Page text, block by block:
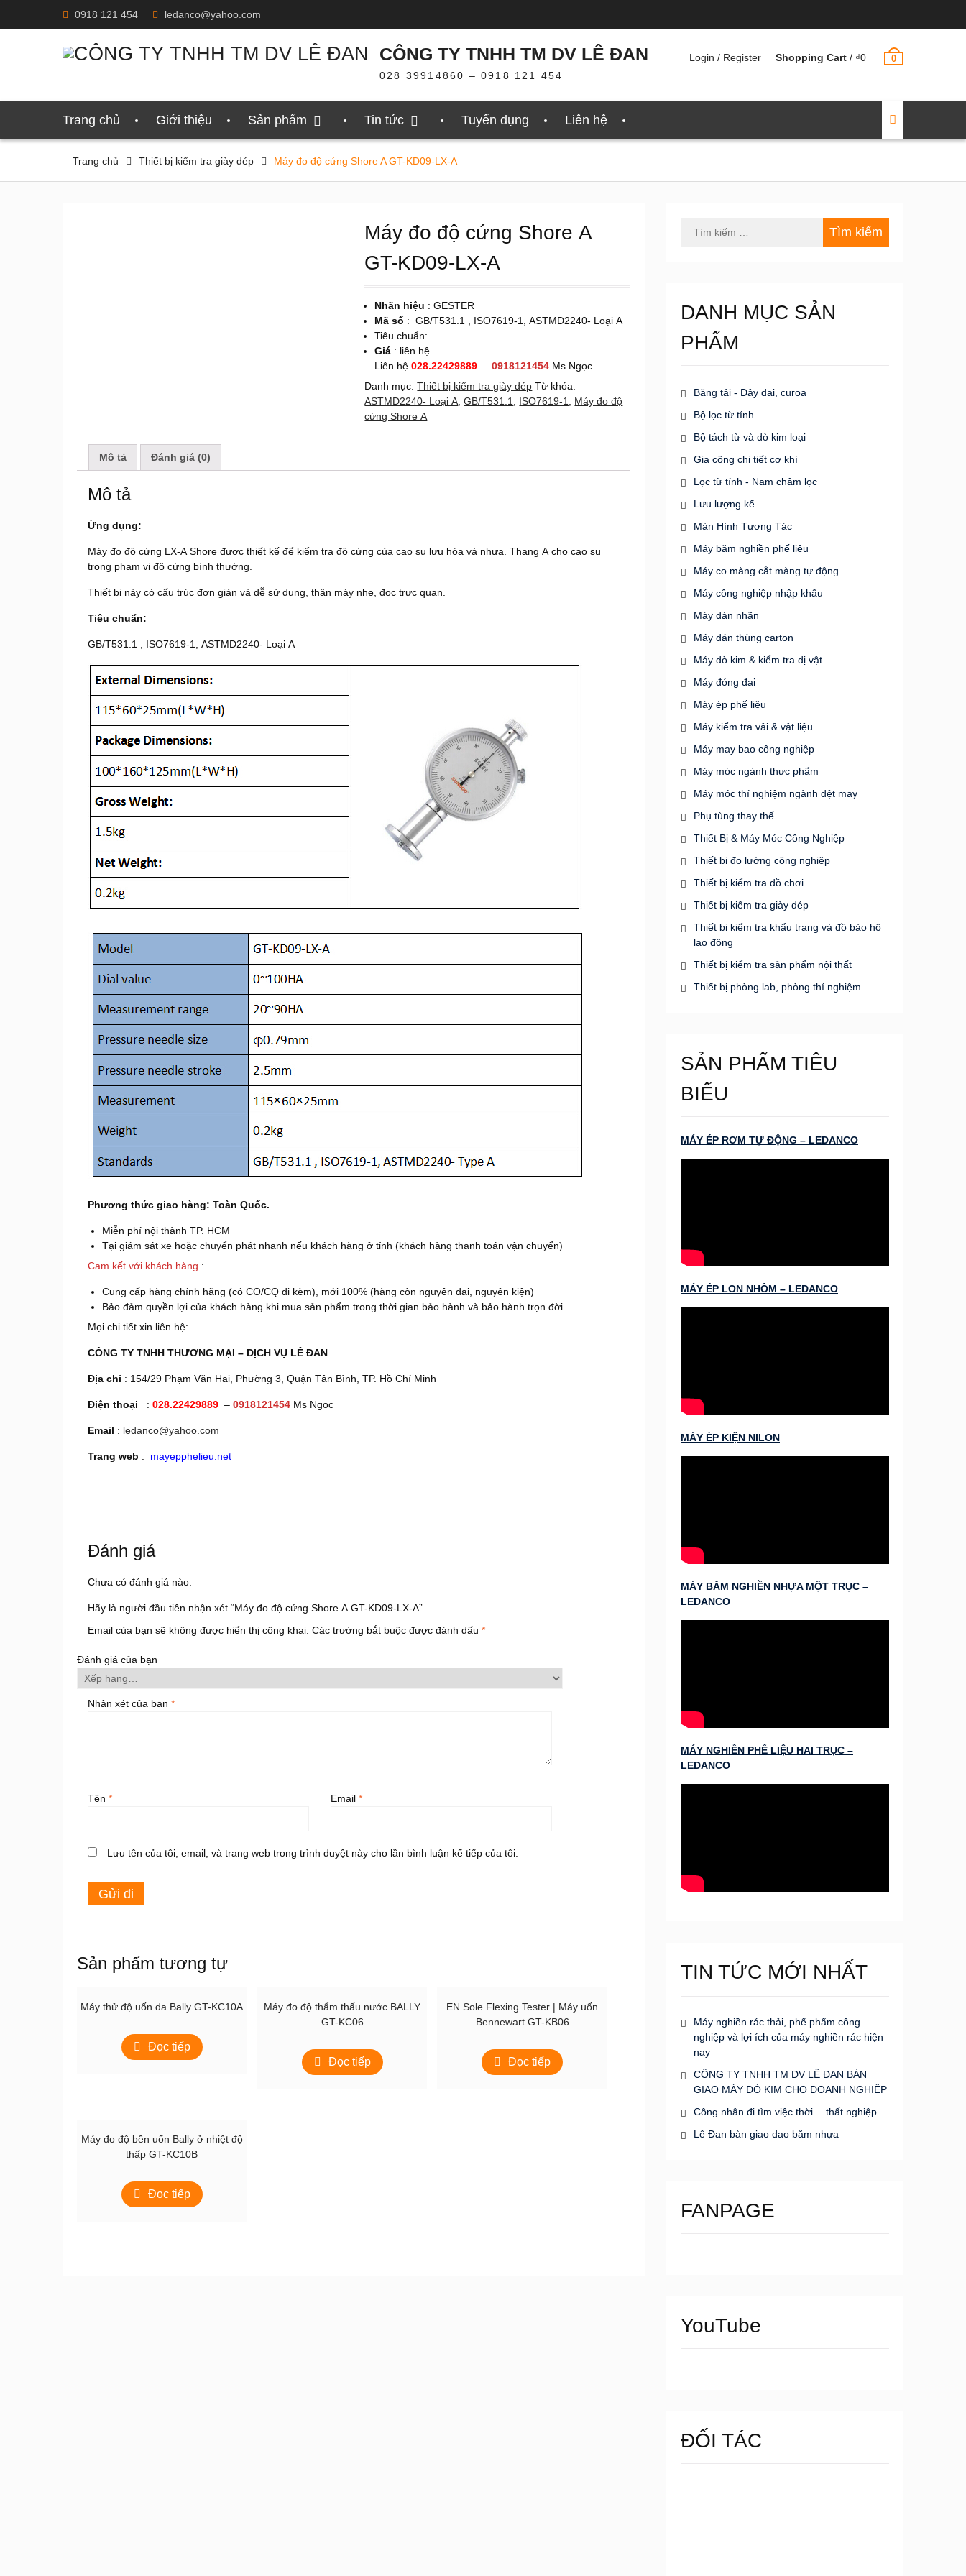
0918 121 454 ledanco@yahoo.com
CÔNG TY TNHH TM DV LÊ ĐAN
028 39914860 – 0918 121 454
Login / Register Shopping Cart / ₫0 0
Trang chủ Giới thiệu Sản phẩm Tin tức Tuyển dụng Liên hệ
Trang chủ Thiết bị kiểm tra giày dép Máy đo độ cứng Shore A GT-KD09-LX-A
Máy đo độ cứng Shore A
GT-KD09-LX-A
Nhãn hiệu : GESTER
Mã số : GB/T531.1 , ISO7619-1, ASTMD2240- Loại A
Tiêu chuẩn:
Giá : liên hệ
Liên hệ028.22429889 –0918121454 Ms Ngọc
Danh mục:Thiết bị kiểm tra giày dép Từ khóa:
ASTMD2240- Loại A ,GB/T531.1 ISO7619-1
Máy đo độ
cứng Shore A
Mô tả Đánh giá (0)
Mô tả
Ứng dụng:
Máy đo độ cứng LX-A Shore được thiết kế để kiểm tra độ cứng của cao su lưu hóa và nhựa. Thang A cho cao su
trong phạm vi độ cứng bình thường.
Thiết bị này có cấu trúc đơn giản và dễ sử dụng, thân máy nhẹ, đọc trực quan.
Tiêu chuẩn:
GB/T531.1 , ISO7619-1, ASTMD2240- Loại A
Phương thức giao hàng: Toàn Quốc.
Miễn phí nội thành TP. HCM
Tại giám sát xe hoặc chuyển phát nhanh nếu khách hàng ở tỉnh (khách hàng thanh toán vận chuyển)
Cam kết với khách hàng :
Cung cấp hàng chính hãng (có CO/CQ đi kèm), mới 100% (hàng còn nguyên đai, nguyên kiện)
Bảo đảm quyền lợi của khách hàng khi mua sản phẩm trong thời gian bảo hành và bảo hành trọn đời.
Mọi chi tiết xin liên hệ:
CÔNG TY TNHH THƯƠNG MẠI – DỊCH VỤ LÊ ĐAN
Địa chỉ : 154/29 Phạm Văn Hai, Phường 3, Quận Tân Bình, TP. Hồ Chí Minh
Điện thoại : 028.22429889 – 0918121454 Ms Ngọc
Email : ledanco@yahoo.com
Trang web : mayepphelieu.net
Đánh giá
Chưa có đánh giá nào.
Hãy là người đầu tiên nhận xét “Máy đo độ cứng Shore A GT-KD09-LX-A”
Email của bạn sẽ không được hiển thị công khai. Các trường bắt buộc được đánh dấu *
Đánh giá của bạn
Nhận xét của bạn *
Tên * Email *
Lưu tên của tôi, email, và trang web trong trình duyệt này cho lần bình luận kế tiếp của tôi.
Sản phẩm tương tự
Máy thử độ uốn da Bally GT-KC10A
Đọc tiếp
Máy đo độ thẩm thấu nước BALLY
GT-KC06
Đọc tiếp
EN Sole Flexing Tester | Máy uốn
Bennewart GT-KB06
Đọc tiếp
Máy đo độ bền uốn Bally ở nhiệt độ
thấp GT-KC10B
Đọc tiếp
kiếm
DANH MỤC SẢN
PHẨM
Băng tải - Dây đai, curoa
Bộ lọc từ tính
Bộ tách từ và dò kim loại
Gia công chi tiết cơ khí
Lọc từ tính - Nam châm lọc
Lưu lượng kế
Màn Hình Tương Tác
Máy băm nghiền phế liệu
Máy co màng cắt màng tự động
Máy công nghiệp nhập khẩu
Máy dán nhãn
Máy dán thùng carton
Máy dò kim & kiểm tra dị vật
Máy đóng đai
Máy ép phế liệu
Máy kiểm tra vải & vật liệu
Máy may bao công nghiệp
Máy móc ngành thực phẩm
Máy móc thí nghiệm ngành dệt may
Phụ tùng thay thế
Thiết Bị & Máy Móc Công Nghiệp
Thiết bị đo lường công nghiệp
Thiết bị kiểm tra đồ chơi
Thiết bị kiểm tra giày dép
Thiết bị kiểm tra khẩu trang và đồ bảo hộ
lao động
Thiết bị kiểm tra sản phẩm nội thất
Thiết bị phòng lab, phòng thí nghiệm
SẢN PHẨM TIÊU
BIỂU
MÁY ÉP RƠM TỰ ĐỘNG – LEDANCO
MÁY ÉP LON NHÔM – LEDANCO
MÁY ÉP KIỆN NILON
MÁY BĂM NGHIỀN NHỰA MỘT TRỤC –
LEDANCO
MÁY NGHIỀN PHẾ LIỆU HAI TRỤC –
LEDANCO
TIN TỨC MỚI NHẤT
Máy nghiền rác thải, phế phẩm công
nghiệp và lợi ích của máy nghiền rác hiện
nay
CÔNG TY TNHH TM DV LÊ ĐAN BÀN
GIAO MÁY DÒ KIM CHO DOANH NGHIỆP
Công nhân đi tìm việc thời… thất nghiệp
Lê Đan bàn giao dao băm nhựa
FANPAGE
YouTube
ĐỐI TÁC